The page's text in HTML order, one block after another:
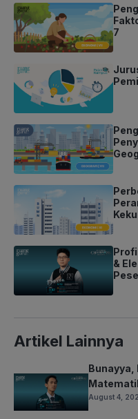
7
&
Artikel Lainnya
Bunayya,
August 4,